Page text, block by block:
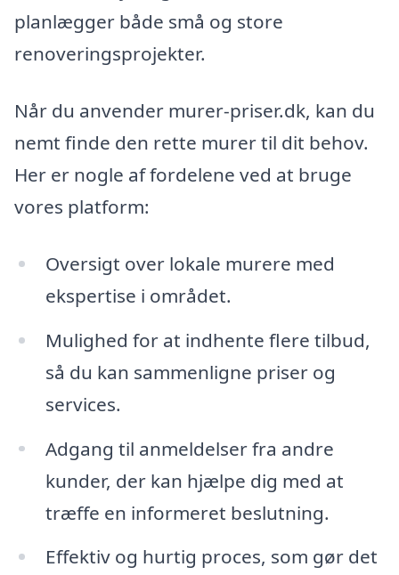
planlægger både små og store
renoveringsprojekter.
Når du anvender murer-priser.dk, kan du
nemt finde den rette murer til dit behov.
Her er nogle af fordelene ved at bruge
vores platform:
Oversigt over lokale murere med
ekspertise i området.
Mulighed for at indhente flere tilbud,
så du kan sammenligne priser og
services.
Adgang til anmeldelser fra andre
kunder, der kan hjælpe dig med at
træffe en informeret beslutning.
Effektiv og hurtig proces, som gør det